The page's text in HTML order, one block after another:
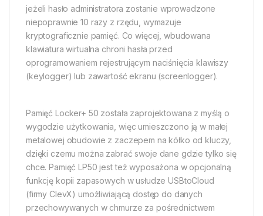
jeżeli hasło administratora zostanie wprowadzone
niepoprawnie 10 razy z rzędu, wymazuje
kryptograficznie pamięć. Co więcej, wbudowana
klawiatura wirtualna chroni hasła przed
oprogramowaniem rejestrującym naciśnięcia klawiszy
(keylogger) lub zawartość ekranu (screenlogger).
Pamięć Locker+ 50 została zaprojektowana z myślą o
wygodzie użytkowania, więc umieszczono ją w małej
metalowej obudowie z zaczepem na kółko od kluczy,
dzięki czemu można zabrać swoje dane gdzie tylko się
chce. Pamięć LP50 jest też wyposażona w opcjonalną
funkcję kopii zapasowych w usłudze USBtoCloud
(firmy ClevX) umożliwiającą dostęp do danych
przechowywanych w chmurze za pośrednictwem